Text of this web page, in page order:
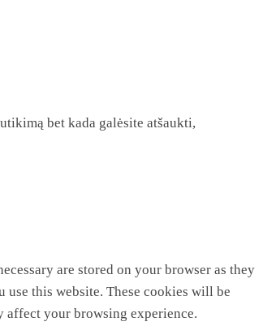
bet kada galėsite atšaukti,
are stored on your browser as they
this website. These cookies will be
affect your browsing experience.